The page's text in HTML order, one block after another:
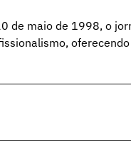
de maio de 1998, o